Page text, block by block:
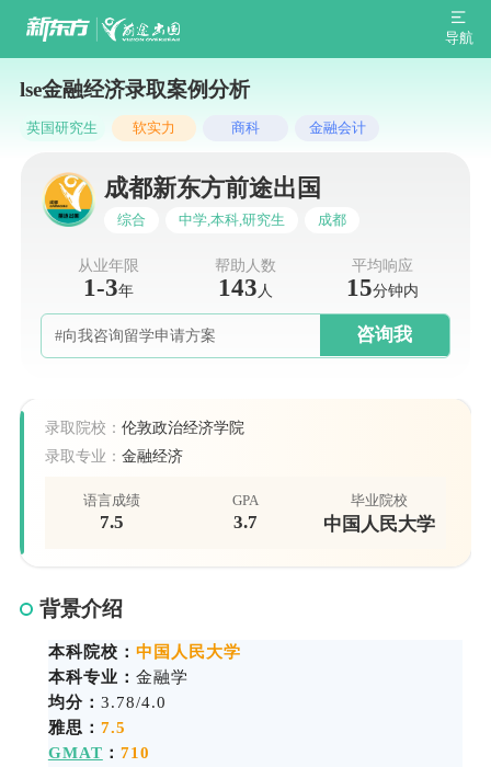
导航
lse金融经济录取案例分析
英国研究生 软实力 商科 金融会计
成都新东方前途出国
综合 中学,本科,研究生 成都
从业年限
1-3年
帮助人数
143人
平均响应
15分钟内
#向我咨询留学申请方案 咨询我
录取院校： 伦敦政治经济学院
录取专业： 金融经济
语言成绩
7.5
GPA
3.7
毕业院校
中国人民大学
背景介绍
本科院校： 中国人民大学
本科专业： 金融学
均分： 3.78/4.0
雅思： 7.5
GMAT ： 710